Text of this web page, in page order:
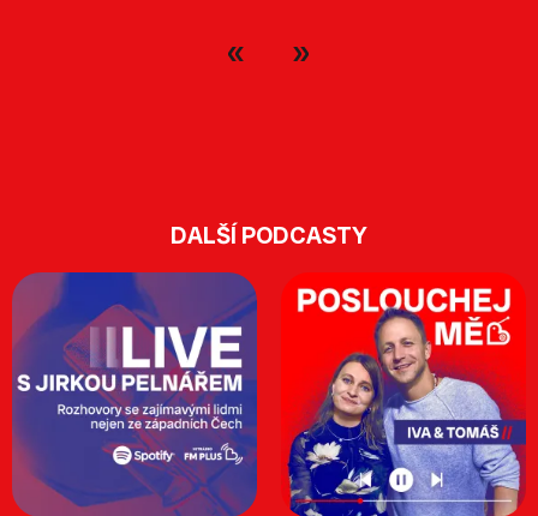
DALŠÍ PODCASTY